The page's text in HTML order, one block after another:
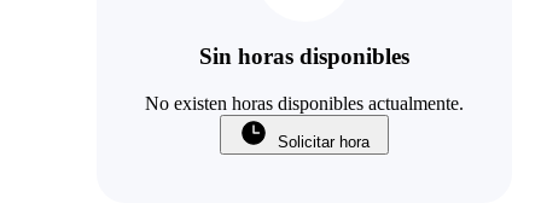
Sin horas disponibles
No existen horas disponibles actualmente.
Solicitar hora